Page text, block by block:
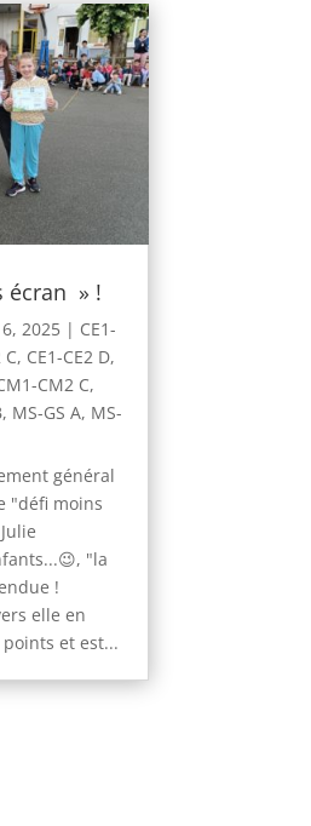
écran » !
2025| CE1-
C, CE1-CE2 D,
CM2 C,
, MS-GS A, MS-
général
"défi moins
"la
!
elle en
et est...